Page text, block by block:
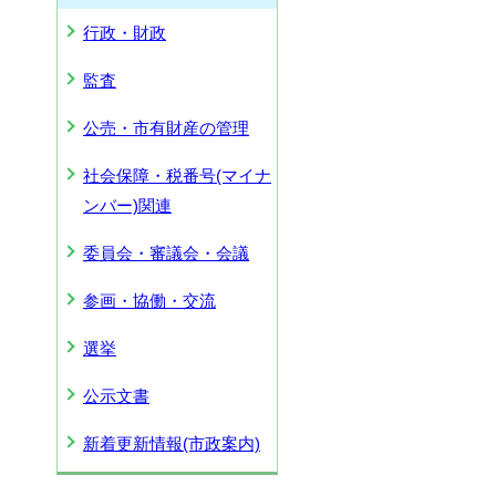
行政・財政
監査
公売・市有財産の管理
社会保障・税番号(マイナ
ンバー)関連
委員会・審議会・会議
参画・協働・交流
選挙
公示文書
新着更新情報(市政案内)